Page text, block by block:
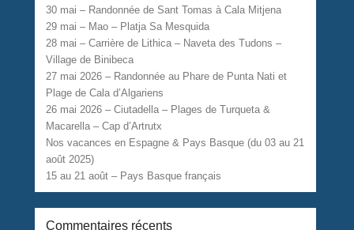
30 mai – Randonnée de Sant Tomas à Cala Mitjena
29 mai – Mao – Platja Sa Mesquida
28 mai – Carrière de Lithica – Naveta des Tudons –
Village de Binibeca
27 mai 2026 – Randonnée au Phare de Punta Nati et
Plage de Cala d’Algariens
26 mai 2026 – Ciutadella – Plages de Turqueta &
Macarella – Cap d’Artrutx
Nos vacances en Espagne & Pays Basque (du 03 au 21
août 2025)
15 au 21 août – Pays Basque français
Commentaires récents